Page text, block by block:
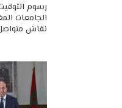
رسوم
الجامعات
نقاش